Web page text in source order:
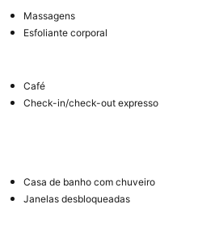
Massagens
Esfoliante corporal
Café
Check-in/check-out expresso
Casa de banho com chuveiro
Janelas desbloqueadas